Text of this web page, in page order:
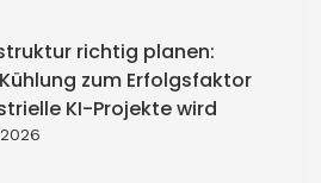
richtig planen:
zum Erfolgsfaktor
KI-Projekte wird